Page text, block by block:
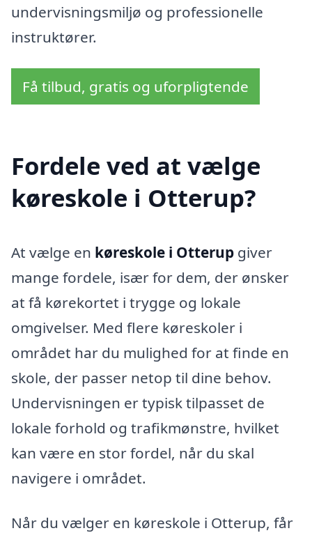
undervisningsmiljø og professionelle
instruktører.
Få tilbud, gratis og uforpligtende
Fordele ved at vælge
køreskole i Otterup?
At vælge en køreskole i Otterup giver
mange fordele, især for dem, der ønsker
at få kørekortet i trygge og lokale
omgivelser. Med flere køreskoler i
området har du mulighed for at finde en
skole, der passer netop til dine behov.
Undervisningen er typisk tilpasset de
lokale forhold og trafikmønstre, hvilket
kan være en stor fordel, når du skal
navigere i området.
Når du vælger en køreskole i Otterup, får